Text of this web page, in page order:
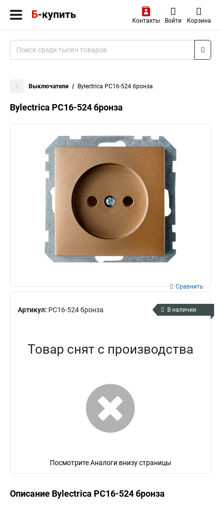
Контакты Войти Корзина
Выключатели Bylectrica РС16-524 бронза
Bylectrica РС16-524 бронза
Артикул: РС16-524 бронза
Сравнить
В наличии
Товар снят с производства
Посмотрите Аналоги внизу страницы
Описание Bylectrica РС16-524 бронза